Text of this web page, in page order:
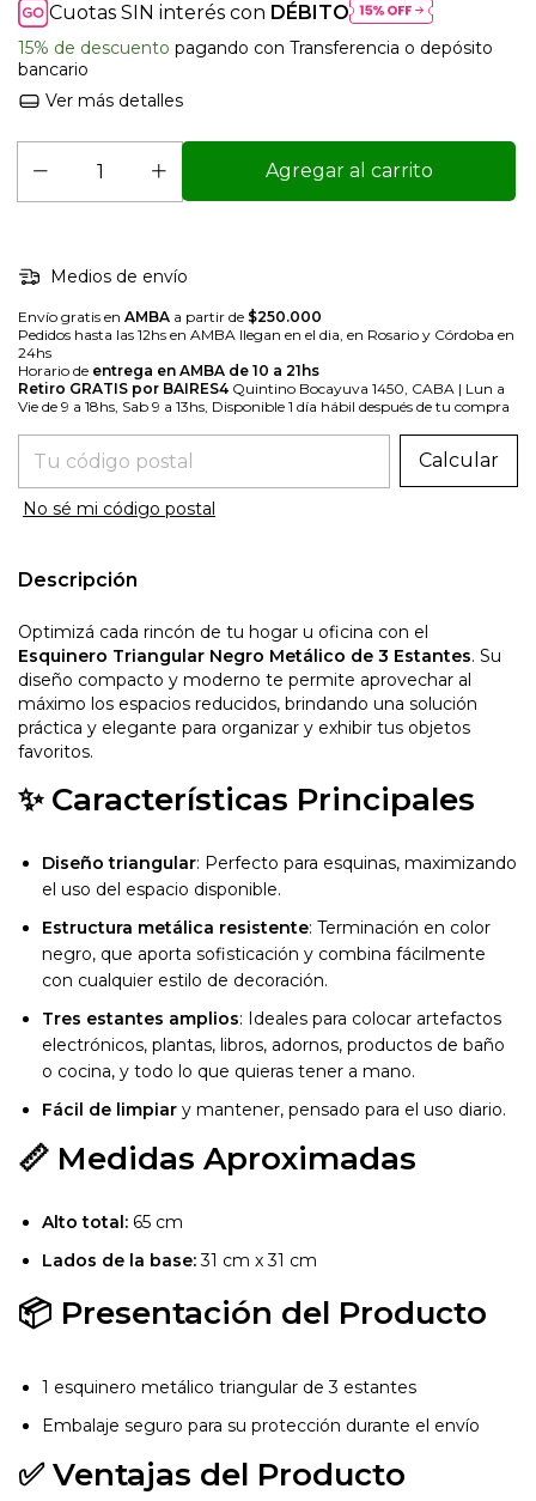
Cuotas SIN interés con DÉBITO
15% de descuento pagando con Transferencia o depósito
bancario
Ver más detalles
Medios de envío
Envío gratis en AMBA a partir de $250.000
Pedidos hasta las 12hs en AMBA llegan en el dia, en Rosario y Córdoba en
24hs
Horario de entrega en AMBA de 10 a 21hs
Retiro GRATIS por BAIRES4 Quintino Bocayuva 1450, CABA | Lun a
Vie de 9 a 18hs, Sab 9 a 13hs, Disponible 1 día hábil después de tu compra
Entregas para el CP:
Calcular
No sé mi código postal
Descripción
Optimizá cada rincón de tu hogar u oficina con el
Esquinero Triangular Negro Metálico de 3 Estantes. Su
diseño compacto y moderno te permite aprovechar al
máximo los espacios reducidos, brindando una solución
práctica y elegante para organizar y exhibir tus objetos
favoritos.
✨ Características Principales
Diseño triangular: Perfecto para esquinas, maximizando
el uso del espacio disponible.
Estructura metálica resistente: Terminación en color
negro, que aporta sofisticación y combina fácilmente
con cualquier estilo de decoración.
Tres estantes amplios: Ideales para colocar artefactos
electrónicos, plantas, libros, adornos, productos de baño
o cocina, y todo lo que quieras tener a mano.
Fácil de limpiar y mantener, pensado para el uso diario.
📏 Medidas Aproximadas
Alto total: 65 cm
Lados de la base:31 cm x 31 cm
📦 Presentación del Producto
1 esquinero metálico triangular de 3 estantes
Embalaje seguro para su protección durante el envío
✅ Ventajas del Producto